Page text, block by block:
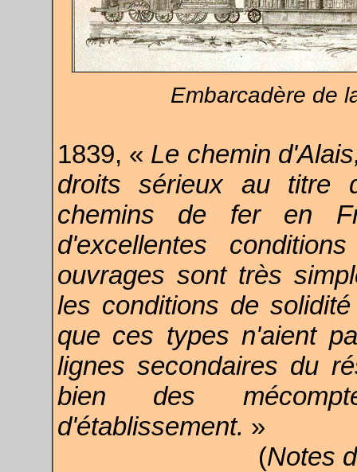
Embarcadère de
1839, « Le chemin
droits sérieux au titre
chemins de fer en
d'excellentes
ouvrages sont très
les conditions de
que ces types n'aient
lignes secondaires du
bien des
d'établissement. »
(Notes